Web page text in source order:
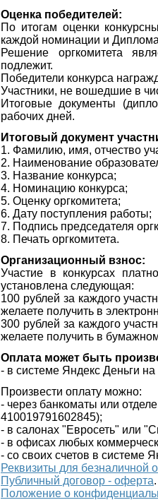
Оценка победителей:
По итогам оценки
каждой номинации и
Решение оргкомитета
подлежит.
Победители конкурса
Участники, не вошедшие в
Итоговые документы
рабочих дней.
Итоговый документ
1. Фамилию, имя, отчество
2. Наименование
3. Название конкурса;
4. Номинацию конкурса;
5. Оценку оргкомитета;
6. Дату поступления работы;
7. Подпись председателя
8. Печать оргкомитета.
Организационный взнос:
Участие в конкурсах
установлена следующая:
100 рублей за каждого
желаете получить в
300 рублей за каждого
желаете получить в
Оплата может быть
- в системе Яндекс Деньги
Произвести оплату можно:
- через банкоматы или
410019791602845);
- в салонах "Евросеть" или
- в офисах любых
- со своих счетов в системе
Реквизиты для безналичной
Публичный договор - оферта.
Положение о